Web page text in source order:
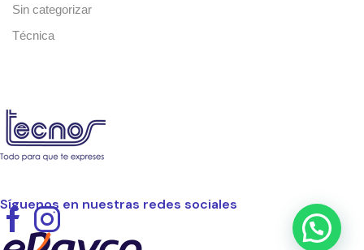
Sin categorizar
Técnica
Síguenos en nuestras redes sociales
Facebook
Instagram